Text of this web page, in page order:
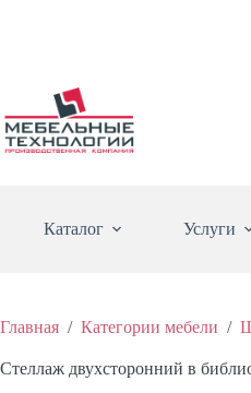
Каталог Услуги
Главная / Категории мебели /
Стеллаж двухсторонний в